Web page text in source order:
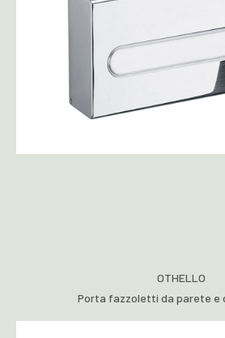
OTHELLO
Porta fazzoletti da parete e